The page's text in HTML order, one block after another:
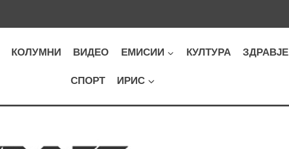
КОЛУМНИ ВИДЕО ЕМИСИИ КУЛТУРА ЗДРАВЈЕ
СПОРТ ИРИС